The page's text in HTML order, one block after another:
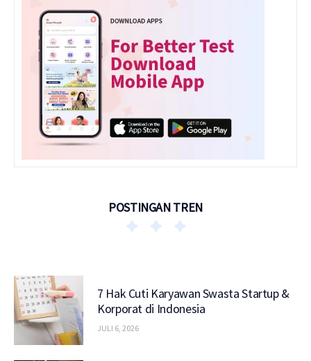
POSTINGAN TREN
7 Hak Cuti Karyawan Swasta Startup &
Korporat di Indonesia
JULI 6, 2026